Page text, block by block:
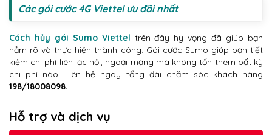
Các gói cước 4G Viettel ưu đãi nhất
Cách hủy gói Sumo Viettel trên đây hy vọng đã giúp bạn
nắm rõ và thực hiện thành công. Gói cước Sumo giúp bạn tiết
kiệm chi phí liên lạc nội, ngoại mạng mà không tốn thêm bất kỳ
chi phí nào. Liên hệ ngay tổng đài chăm sóc khách hàng
198/18008098.
Hỗ trợ và dịch vụ